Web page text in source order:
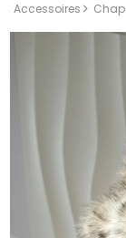
Accessoires